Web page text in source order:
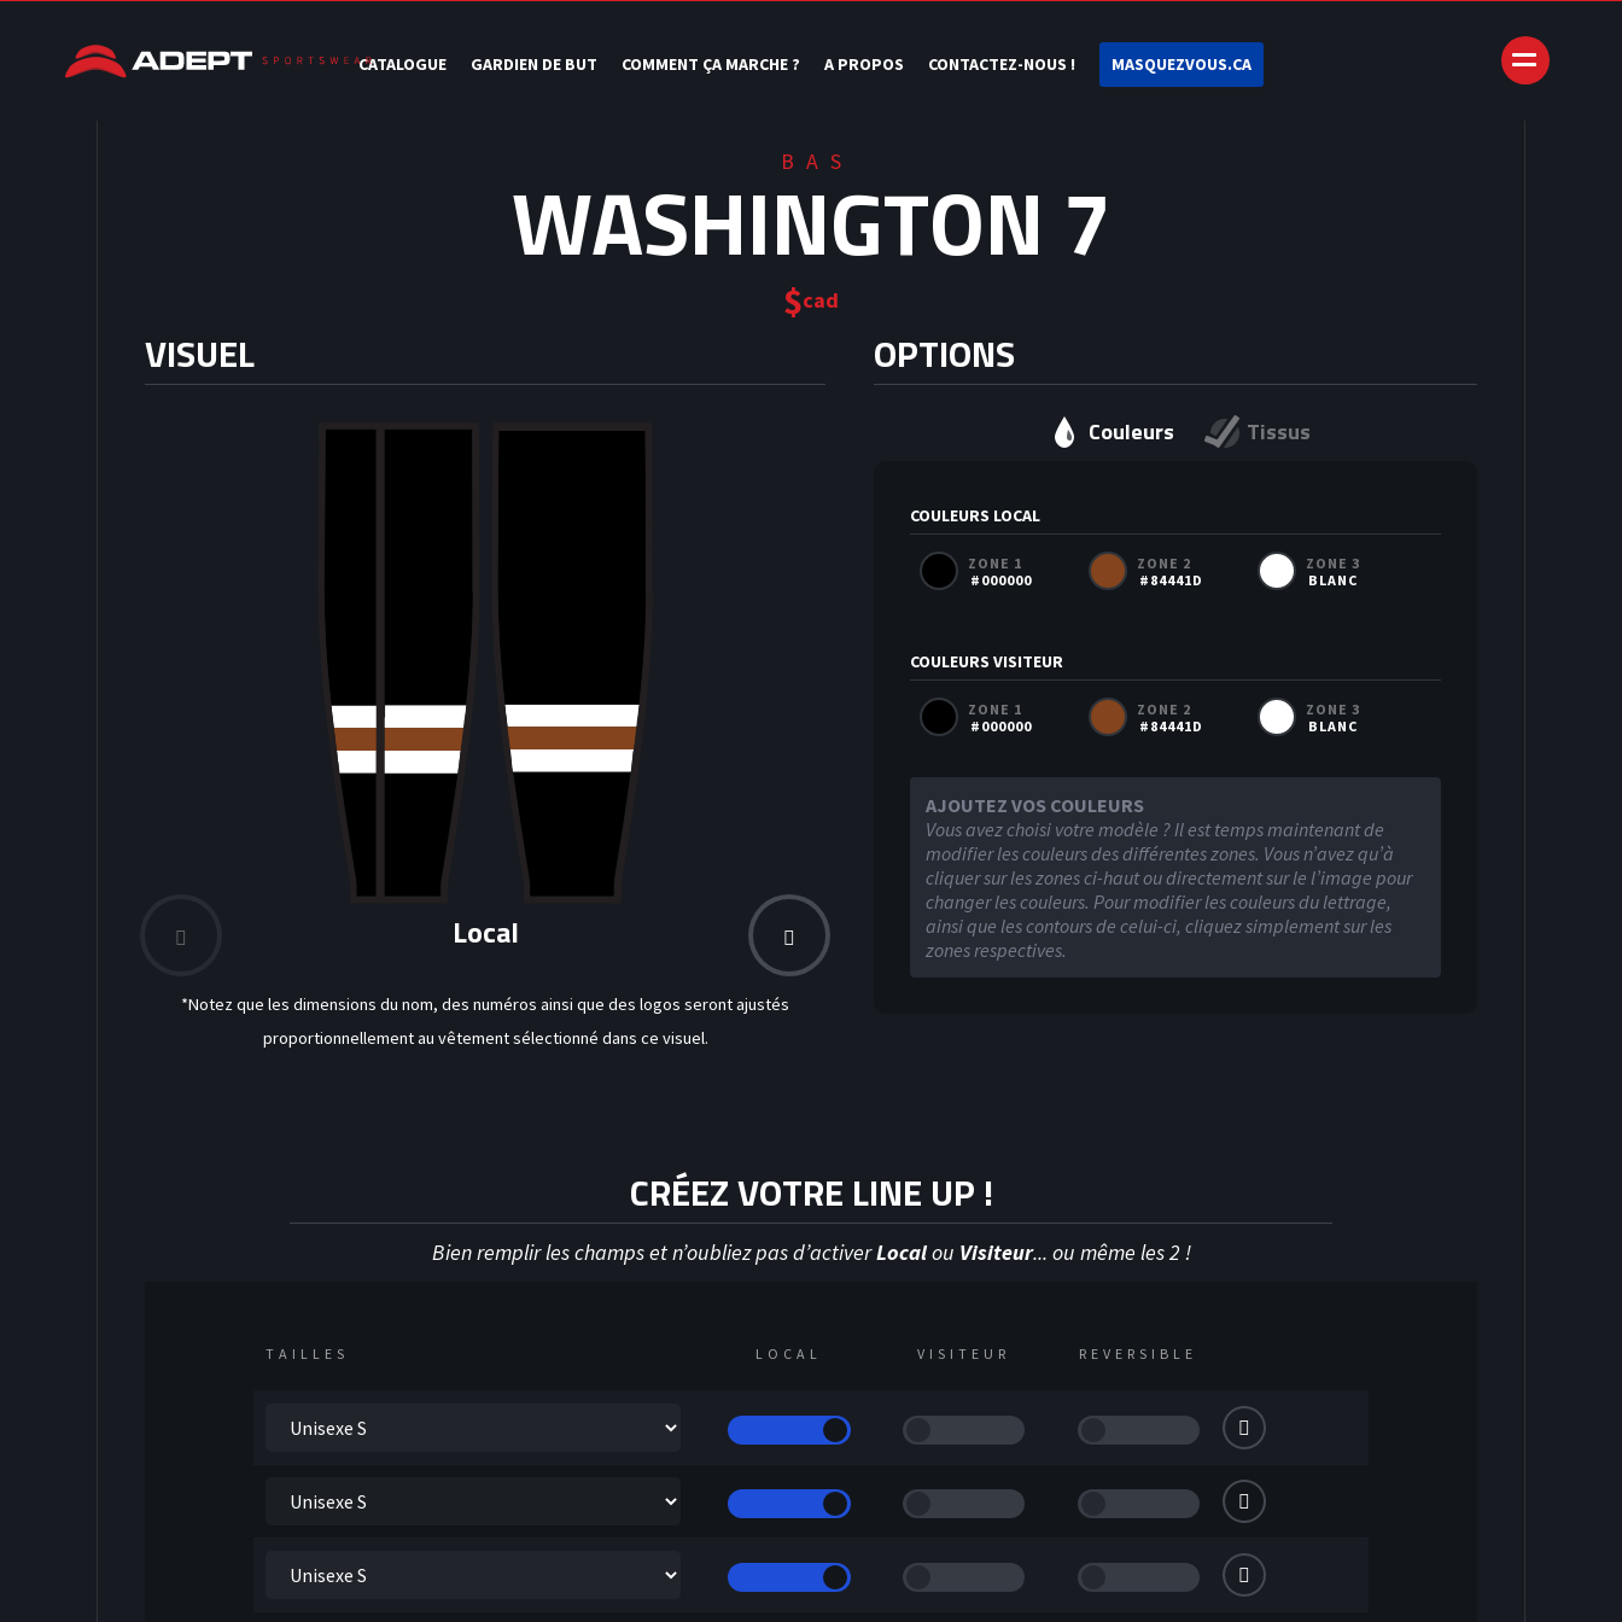
CATALOGUE GARDIEN DE BUT COMMENT ÇA MARCHE ? A PROPOS CONTACTEZ-NOUS ! MASQUEZVOUS.CA
BAS
WASHINGTON 7
$cad
VISUEL
Local Visiteur
*Notez que les dimensions du nom, des numéros ainsi que des logos seront ajustés
proportionnellement au vêtement sélectionné dans ce visuel.
OPTIONS
Couleurs Tissus
COULEURS LOCAL
ZONE 1
#000000
ZONE 2
#84441D
ZONE 3
BLANC
COULEURS VISITEUR
ZONE 1
#000000
ZONE 2
#84441D
ZONE 3
BLANC
AJOUTEZ VOS COULEURS
Vous avez choisi votre modèle ? Il est temps maintenant de
modifier les couleurs des différentes zones. Vous n’avez qu’à
cliquer sur les zones ci-haut ou directement sur le l’image pour
changer les couleurs. Pour modifier les couleurs du lettrage,
ainsi que les contours de celui-ci, cliquez simplement sur les
zones respectives.
CRÉEZ VOTRE LINE UP !
Bien remplir les champs et n’oubliez pas d’activerLocalou Visiteur... ou même les 2 !
TAILLES LOCAL VISITEUR REVERSIBLE